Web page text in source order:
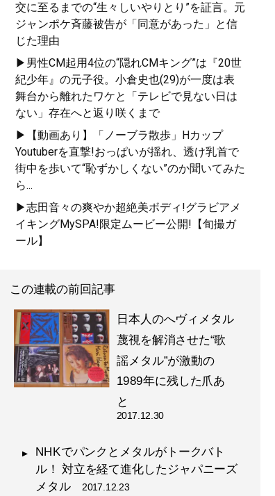
交に至るまでの“生々しいやりとり”を証言。元
ジャンポケ斉藤被告が「同意があった」と信
じた理由
▶男性CM起用4位の“隠れCMキング”は『20世
紀少年』の元子役。小倉史也(29)が一度は表
舞台から離れたワケと「テレビで見ない日は
ない」存在へと返り咲くまで
▶【動画あり】「ノーブラ散歩」Hカップ
Youtuberを直撃!おっぱいが揺れ、透け乳首で
街中を歩いて“恥ずかしくない”のか聞いてみた
ら...
▶志田音々の爽やか超絶美ボディ!グラビアメ
イキングMySPA!限定ムービー公開!【旬撮ガ
ール】
この連載の前回記事
日本人のへヴィメタル
蔑視を解消させた“歌
謡メタル”が激動の
1989年に残した爪あ
と
2017.12.30
NHKでパンクとメタルがトークバト
ル！ 対立を経て進化したジャパニーズ
メタル2017.12.23